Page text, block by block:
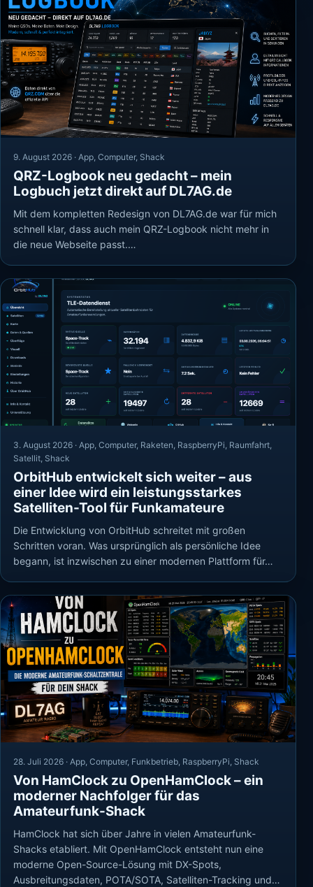
9. August 2026 · App, Computer, Shack
QRZ-Logbook neu gedacht – mein
Logbuch jetzt direkt auf DL7AG.de
Mit dem kompletten Redesign von DL7AG.de war für mich
schnell klar, dass auch mein QRZ-Logbook nicht mehr in
die neue Webseite passt.…
3. August 2026 · App, Computer, Raketen, RaspberryPi, Raumfahrt,
Satellit, Shack
OrbitHub entwickelt sich weiter – aus
einer Idee wird ein leistungsstarkes
Satelliten-Tool für Funkamateure
Die Entwicklung von OrbitHub schreitet mit großen
Schritten voran. Was ursprünglich als persönliche Idee
begann, ist inzwischen zu einer modernen Plattform für…
28. Juli 2026 · App, Computer, Funkbetrieb, RaspberryPi, Shack
Von HamClock zu OpenHamClock – ein
moderner Nachfolger für das
Amateurfunk-Shack
HamClock hat sich über Jahre in vielen Amateurfunk-
Shacks etabliert. Mit OpenHamClock entsteht nun eine
moderne Open-Source-Lösung mit DX-Spots,
Ausbreitungsdaten, POTA/SOTA, Satelliten-Tracking und…